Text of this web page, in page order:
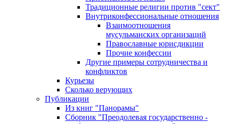
Традиционные религии против "сект"
Внутриконфессиональные отношения
Взаимоотношения
мусульманских организаций
Православные юрисдикции
Прочие конфессии
Другие примеры сотрудничества и
конфликтов
Курьезы
Сколько верующих
Публикации
Из книг "Панорамы"
Сборник "Преодолевая государственно -